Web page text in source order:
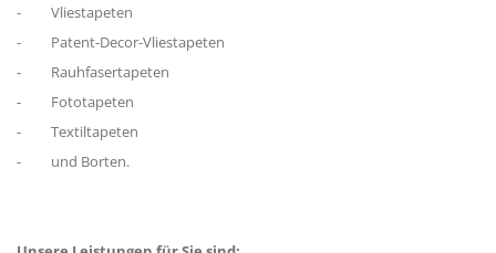
- Vliestapeten
- Patent-Decor-Vliestapeten
- Rauhfasertapeten
- Fototapeten
- Textiltapeten
- und Borten.